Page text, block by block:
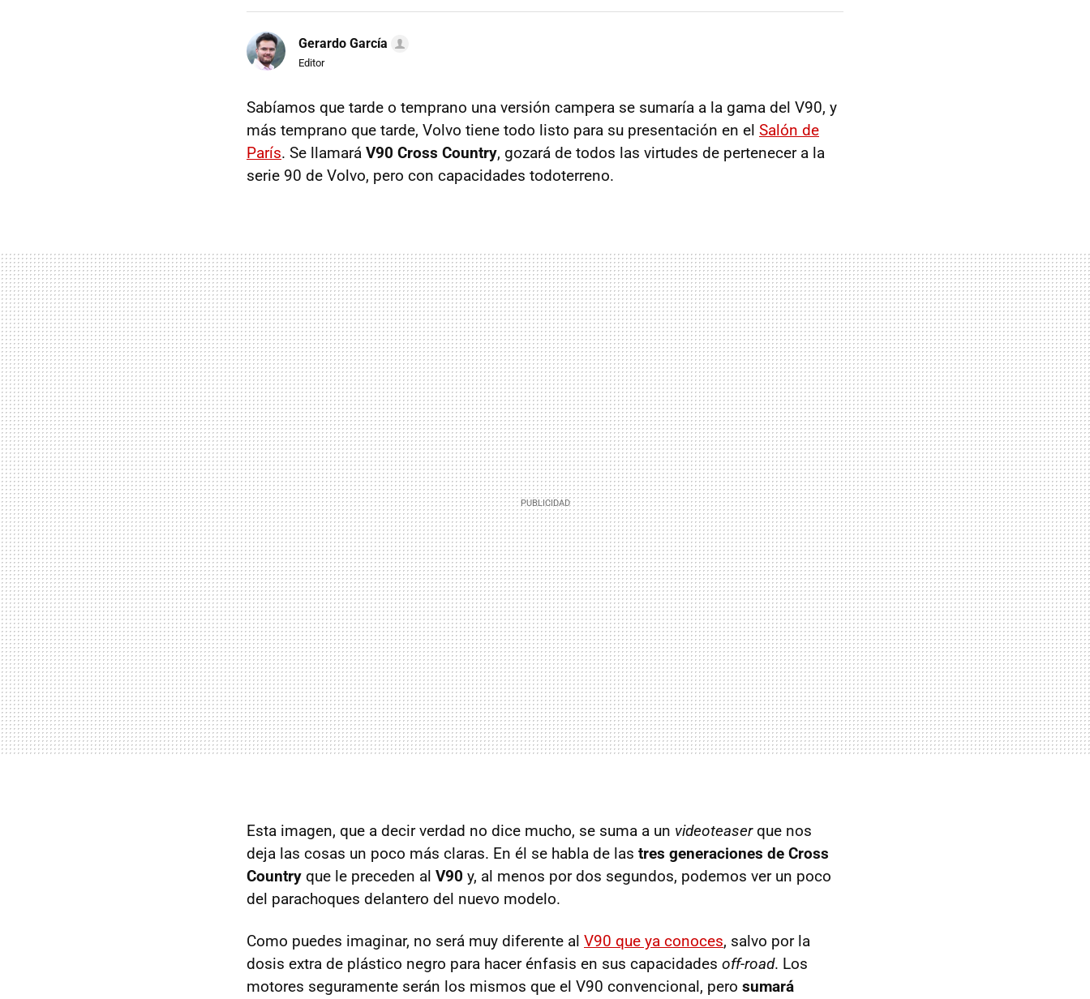
Gerardo García
Editor
Sabíamos que tarde o temprano una versión campera se sumaría a la gama del V90, y
más temprano que tarde, Volvo tiene todo listo para su presentación en el Salón de
París. Se llamará V90 Cross Country, gozará de todos las virtudes de pertenecer a la
serie 90 de Volvo, pero con capacidades todoterreno.
Esta imagen, que a decir verdad no dice mucho, se suma a un videoteaserque nos
deja las cosas un poco más claras. En él se habla de las tres generaciones de Cross
Country que le preceden al V90 y, al menos por dos segundos, podemos ver un poco
del parachoques delantero del nuevo modelo.
Como puedes imaginar, no será muy diferente al V90 que ya conoces, salvo por la
dosis extra de plástico negro para hacer énfasis en sus capacidades off-road. Los
motores seguramente serán los mismos que el V90 convencional, pero sumará